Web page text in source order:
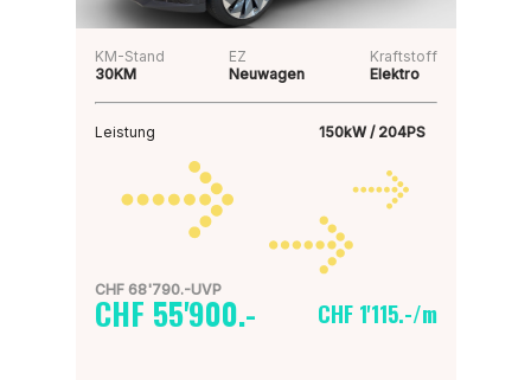
KM-Stand
30KM
EZ
Neuwagen
Kraftstoff
Elektro
Leistung 150kW / 204PS
CHF 68'790.-UVP
CHF 55'900.- CHF 1'115.-/m